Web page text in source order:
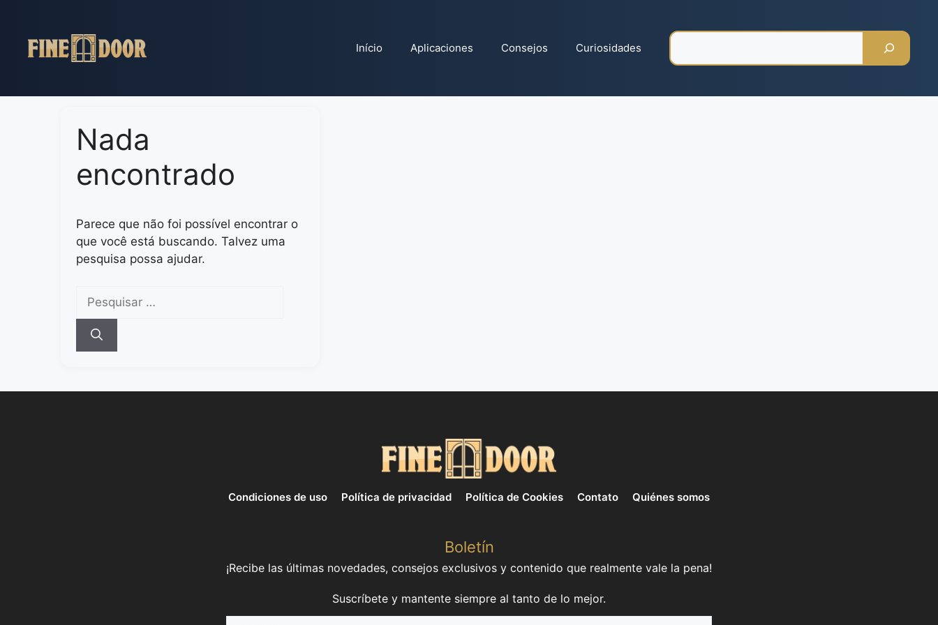
conteúdo
Início Aplicaciones Consejos Curiosidades
Nada
encontrado
Parece que não foi possível encontrar o
que você está buscando. Talvez uma
pesquisa possa ajudar.
por:
Condiciones de uso Política de privacidad Política de Cookies Contato Quiénes somos
Boletín
¡Recibe las últimas novedades, consejos exclusivos y contenido que realmente vale la pena!
Suscríbete y mantente siempre al tanto de lo mejor.